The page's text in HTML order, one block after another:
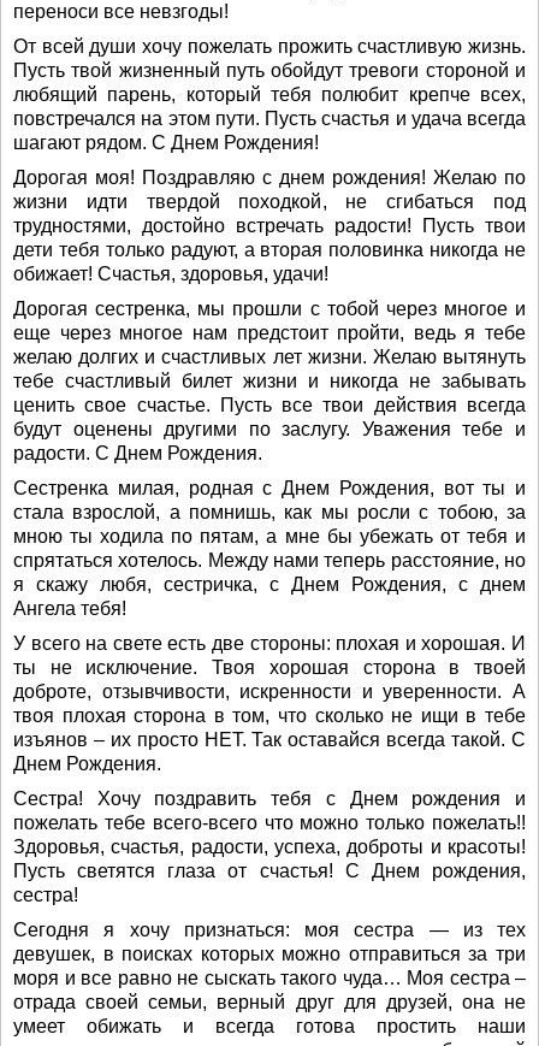
переноси все невзгоды!
От всей души хочу пожелать прожить счастливую жизнь.
Пусть твой жизненный путь обойдут тревоги стороной и
любящий парень, который тебя полюбит крепче всех,
повстречался на этом пути. Пусть счастья и удача всегда
шагают рядом. С Днем Рождения!
Дорогая моя! Поздравляю с днем рождения! Желаю по
жизни идти твердой походкой, не сгибаться под
трудностями, достойно встречать радости! Пусть твои
дети тебя только радуют, а вторая половинка никогда не
обижает! Счастья, здоровья, удачи!
Дорогая сестренка, мы прошли с тобой через многое и
еще через многое нам предстоит пройти, ведь я тебе
желаю долгих и счастливых лет жизни. Желаю вытянуть
тебе счастливый билет жизни и никогда не забывать
ценить свое счастье. Пусть все твои действия всегда
будут оценены другими по заслугу. Уважения тебе и
радости. С Днем Рождения.
Сестренка милая, родная с Днем Рождения, вот ты и
стала взрослой, а помнишь, как мы росли с тобою, за
мною ты ходила по пятам, а мне бы убежать от тебя и
спрятаться хотелось. Между нами теперь расстояние, но
я скажу любя, сестричка, с Днем Рождения, с днем
Ангела тебя!
У всего на свете есть две стороны: плохая и хорошая. И
ты не исключение. Твоя хорошая сторона в твоей
доброте, отзывчивости, искренности и уверенности. А
твоя плохая сторона в том, что сколько не ищи в тебе
изъянов – их просто НЕТ. Так оставайся всегда такой. С
Днем Рождения.
Сестра! Хочу поздравить тебя с Днем рождения и
пожелать тебе всего-всего что можно только пожелать!!
Здоровья, счастья, радости, успеха, доброты и красоты!
Пусть светятся глаза от счастья! С Днем рождения,
сестра!
Сегодня я хочу признаться: моя сестра — из тех
девушек, в поисках которых можно отправиться за три
моря и все равно не сыскать такого чуда… Моя сестра –
отрада своей семьи, верный друг для друзей, она не
умеет обижать и всегда готова простить наши